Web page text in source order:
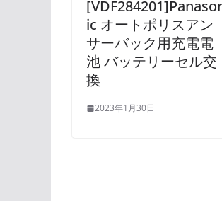
ic オートポリスアン
サーバック用充電電
池 バッテリーセル交
換
2023年1月30日